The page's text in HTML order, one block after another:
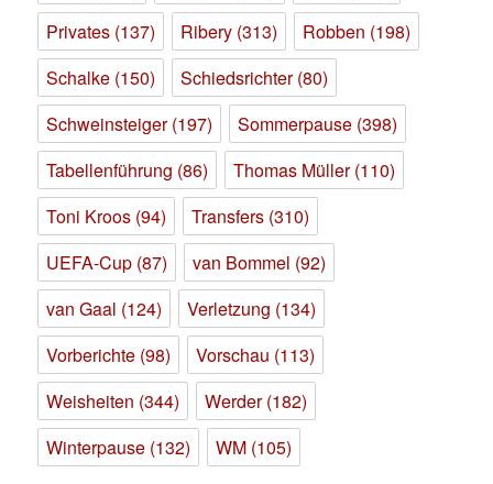
Privates (137) Ribery (313) Robben (198)
Schalke (150) Schiedsrichter(80)
Schweinsteiger(197) Sommerpause (398)
Tabellenführung (86) Thomas Müller(110)
Toni Kroos (94) Transfers (310)
UEFA-Cup (87) van Bommel (92)
van Gaal (124) Verletzung (134)
Vorberichte (98) Vorschau (113)
Weisheiten (344) Werder(182)
Winterpause (132) WM (105)